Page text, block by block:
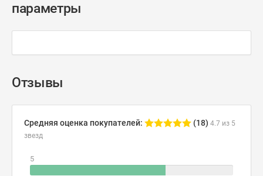
параметры
Отзывы
Средняя оценка покупателей: (18) 4.7 из 5
звезд
5